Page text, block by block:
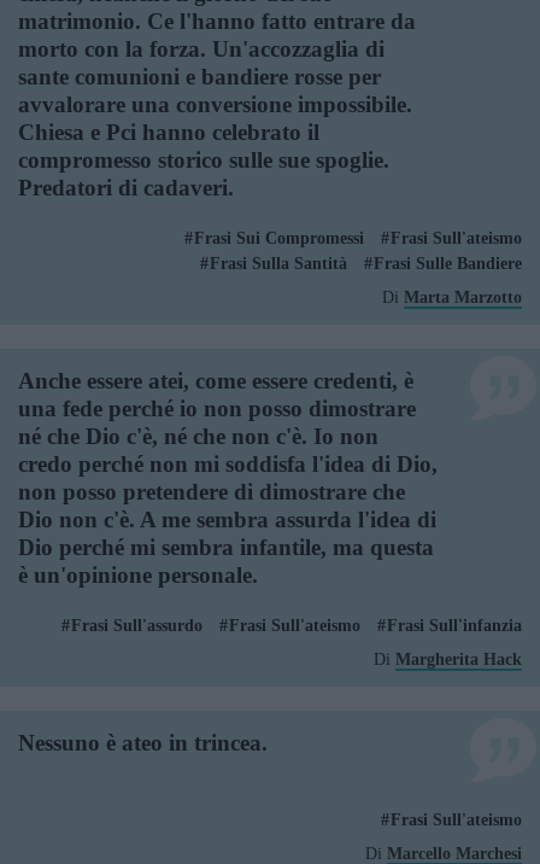
matrimonio. Ce l'hanno fatto entrare da
morto con la forza. Un'accozzaglia di
sante comunioni e bandiere rosse per
avvalorare una conversione impossibile.
Chiesa e Pci hanno celebrato il
compromesso storico sulle sue spoglie.
Predatori di cadaveri.
Frasi Sui Compromessi
Frasi Sull'ateismo
Frasi Sulla Santità
Frasi Sulle Bandiere
Di Marta Marzotto
Anche essere atei, come essere credenti, è
una fede perché io non posso dimostrare
né che Dio c'è, né che non c'è. Io non
credo perché non mi soddisfa l'idea di Dio,
non posso pretendere di dimostrare che
Dio non c'è. A me sembra assurda l'idea di
Dio perché mi sembra infantile, ma questa
è un'opinione personale.
Frasi Sull'assurdo Frasi Sull'ateismo
Frasi Sull'infanzia
Di Margherita Hack
Nessuno è ateo in trincea.
Frasi Sull'ateismo
Di Marcello Marchesi